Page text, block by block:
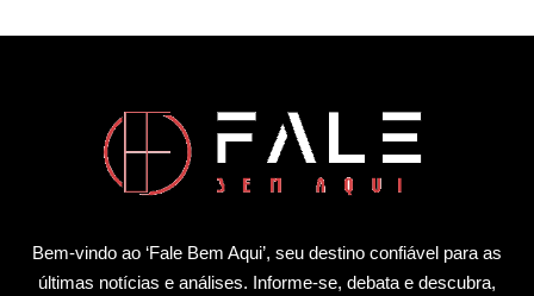
Bem-vindo ao ‘Fale Bem Aqui’, seu destino confiável para as
últimas notícias e análises. Informe-se, debata e descubra,